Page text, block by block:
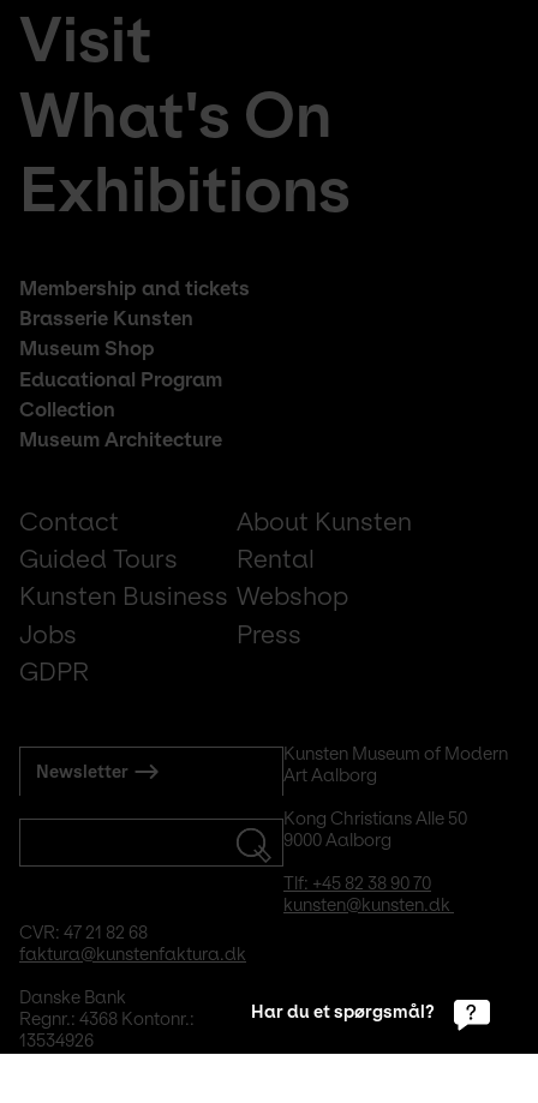
Footer
large
menu
Visit
What's On
Exhibitions
Footer
middle
Membership and tickets
Brasserie Kunsten
Museum Shop
Educational Program
Collection
Museum Architecture
Footer
Contact
About Kunsten
Guided Tours
Rental
Kunsten Business Webshop
Jobs
Press
GDPR
Kunsten Museum of Modern
Art Aalborg
Kong Christians Alle 50
9000 Aalborg
Tlf: +45 82 38 90 70
kunsten@kunsten.dk
CVR: 47 21 82 68
faktura@kunstenfaktura.dk
Danske Bank
Regnr.: 4368 Kontonr.:
13534926
Subscribe
toNewsletter
Har du et spørgsmål?